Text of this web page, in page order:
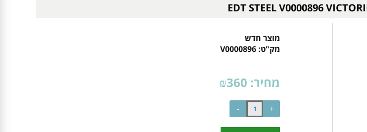
מוצר חדש
מק"ט: V0000896
מחיר: ₪360